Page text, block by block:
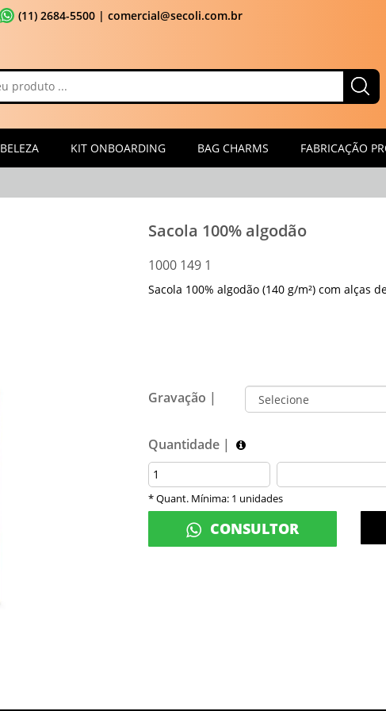
(11) 2684-5500| comercial@secoli.com.br
BELEZA KIT ONBOARDING BAG CHARMS FABRICAÇÃO
Sacola 100% algodão
1000 149 1
Sacola 100% algodão (140 g/m²) com alças
Gravação |
Quantidade |
* Quant. Mínima: 1 unidades
CONSULTOR